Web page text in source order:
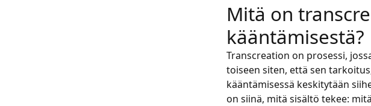
Mitä on
kääntämisestä?
Transcreation on prosessi,
toiseen siten, että sen
kääntämisessä keskitytään
on siinä, mitä sisältö tekee: